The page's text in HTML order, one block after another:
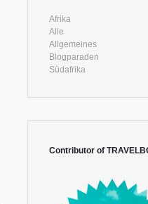
Afrika
Alle
Allgemeines
Blogparaden
Südafrika
Contributor of